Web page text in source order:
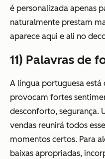
é personalizada apenas
naturalmente prestam
aparece aqui e ali no
11) Palavras de
A língua portuguesa está
provocam fortes
desconforto, segurança.
vendas reunirá todos
momentos certos. Para
baixas apropriadas,